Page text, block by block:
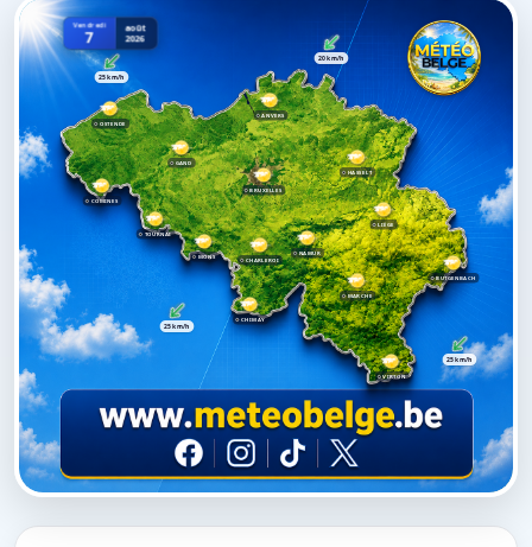
CHARLEROI
CHIMAY
NAMUR
LIÈGE
VIRTON
MARCHE
MONS
TOURNAI
OSTENDE
GAND
BRUXELLES
ANVERS
HASSELT
COMINES
BUTGENBACH
25 km/h
20 km/h
25 km/h
25 km/h
Vendredi
7
août
2026